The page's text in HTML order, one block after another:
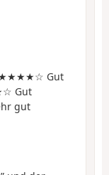
Gut
Gut
gut